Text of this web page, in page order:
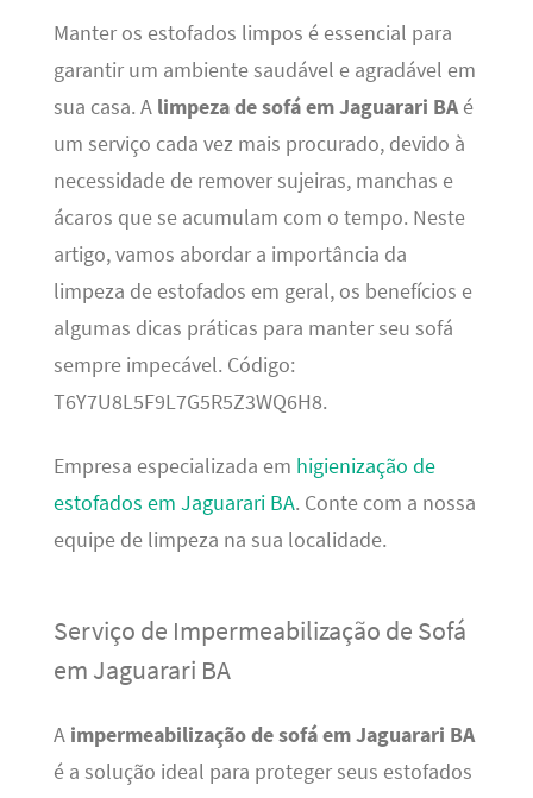
Manter os estofados limpos é essencial para
garantir um ambiente saudável e agradável em
sua casa. A limpeza de sofá em Jaguarari BAé
um serviço cada vez mais procurado, devido à
necessidade de remover sujeiras, manchas e
ácaros que se acumulam com o tempo. Neste
artigo, vamos abordar a importância da
limpeza de estofados em geral, os benefícios e
algumas dicas práticas para manter seu sofá
sempre impecável. Código:
T6Y7U8L5F9L7G5R5Z3WQ6H8.
Empresa especializada em higienização de
estofados em Jaguarari BA. Conte com a nossa
equipe de limpeza na sua localidade.
Serviço de Impermeabilização de Sofá
em Jaguarari BA
A impermeabilização de sofá em Jaguarari BA
é a solução ideal para proteger seus estofados